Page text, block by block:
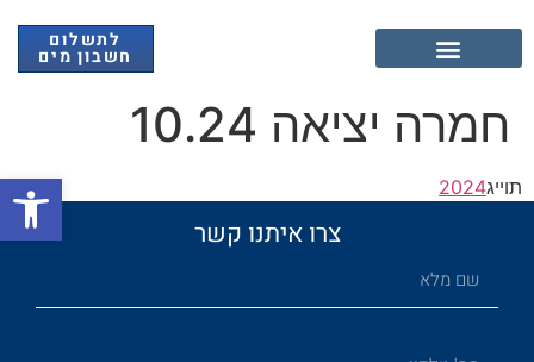
לתשלום
חשבון מים
חמרה יציאה 10.24
תוייג2024
צרו איתנו קשר